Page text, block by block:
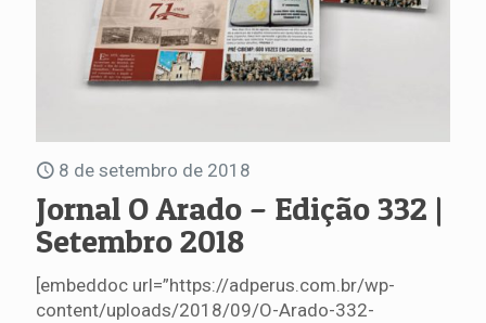
8 de setembro de 2018
Jornal O Arado – Edição 332 |
Setembro 2018
[embeddoc url=”https://adperus.com.br/wp-
content/uploads/2018/09/O-Arado-332-